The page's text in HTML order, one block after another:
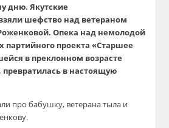
дню. Якутские
шефство над ветераном
. Опека над немолодой
проекта «Старшее
в преклонном возрасте
в настоящую
про бабушку, ветерана тыла и
.